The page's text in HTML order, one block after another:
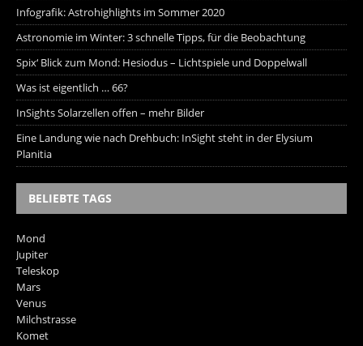
Infografik: Astrohighlights im Sommer 2020
Astronomie im Winter: 3 schnelle Tipps, für die Beobachtung
Spix‘ Blick zum Mond: Hesiodus – Lichtspiele und Doppelwall
Was ist eigentlich … 66?
InSights Solarzellen offen – mehr Bilder
Eine Landung wie nach Drehbuch: InSight steht in der Elysium
Planitia
BELIEBTE TAGS
Mond
Jupiter
Teleskop
Mars
Venus
Milchstrasse
Komet